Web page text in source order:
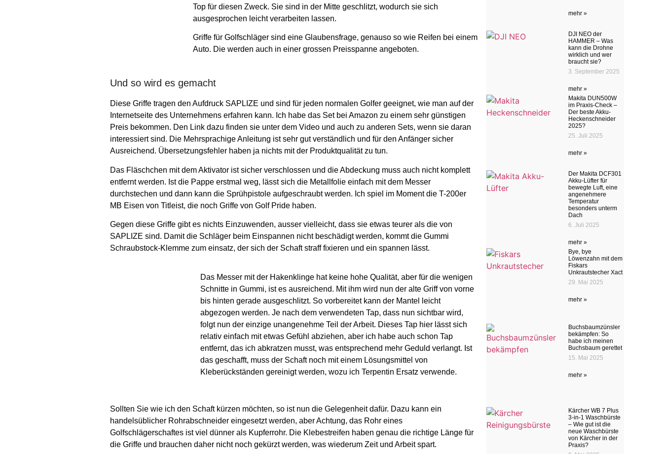
Top für diesen Zweck. Sie sind in der Mitte geschlitzt, wodurch sie sich
ausgesprochen leicht verarbeiten lassen.
Griffe für Golfschläger sind eine Glaubensfrage, genauso so wie Reifen bei einem
Auto. Die werden auch in einer grossen Preisspanne angeboten.
Und so wird es gemacht
Diese Griffe tragen den Aufdruck SAPLIZE und sind für jeden normalen Golfer geeignet, wie man auf der
Internetseite des Unternehmens erfahren kann. Ich habe das Set bei Amazon zu einem sehr günstigen
Preis bekommen. Den Link dazu finden sie unter dem Video und auch zu anderen Sets, wenn sie daran
interessiert sind. Die Mehrsprachige Anleitung ist sehr gut verständlich und für den Anfänger sicher
Ausreichend. Übersetzungsfehler haben ja nichts mit der Produktqualität zu tun.
Das Fläschchen mit dem Aktivator ist sicher verschlossen und die Abdeckung muss auch nicht komplett
entfernt werden. Ist die Pappe erstmal weg, lässt sich die Metallfolie einfach mit dem Messer
durchstechen und dann kann die Sprühpistole aufgeschraubt werden. Ich spiel im Moment die T-200er
MB Eisen von Titleist, die noch Griffe von Golf Pride haben.
Gegen diese Griffe gibt es nichts Einzuwenden, ausser vielleicht, dass sie etwas teurer als die von
SAPLIZE sind. Damit die Schläger beim Einspannen nicht beschädigt werden, kommt die Gummi
Schraubstock-Klemme zum einsatz, der sich der Schaft straff fixieren und ein spannen lässt.
Das Messer mit der Hakenklinge hat keine hohe Qualität, aber für die wenigen
Schnitte in Gummi, ist es ausreichend. Mit ihm wird nun der alte Griff von vorne
bis hinten gerade ausgeschlitzt. So vorbereitet kann der Mantel leicht
abgezogen werden. Je nach dem verwendeten Tap, dass nun sichtbar wird,
folgt nun der einzige unangenehme Teil der Arbeit. Dieses Tap hier lässt sich
relativ einfach mit etwas Gefühl abziehen, aber ich habe auch schon Tap
entfernt, das ich abkratzen musst, was entsprechend mehr Geduld verlangt. Ist
das geschafft, muss der Schaft noch mit einem Lösungsmittel von
Kleberückständen gereinigt werden, wozu ich Terpentin Ersatz verwende.
Sollten Sie wie ich den Schaft kürzen möchten, so ist nun die Gelegenheit dafür. Dazu kann ein
handelsüblicher Rohrabschneider eingesetzt werden, aber Achtung, das Rohr eines
Golfschlägerschaftes ist viel dünner als Kupferrohr. Die Klebestreifen haben genau die richtige Länge für
die Griffe und brauchen daher nicht noch gekürzt werden, was wiederum Zeit und Arbeit spart.
mehr »
DJI NEO der
HAMMER – Was
kann die Drohne
wirklich und wer
braucht sie?
3. September 2025
mehr »
Makita DUN500W
im Praxis-Check –
Der beste Akku-
Heckenschneider
2025?
25. Juli 2025
mehr »
Der Makita DCF301
Akku-Lüfter für
bewegte Luft, eine
angenehmere
Temperatur
besonders unterm
Dach
6. Juli 2025
mehr »
Bye, bye
Löwenzahn mit dem
Fiskars
Unkrautstecher Xact
29. Mai 2025
mehr »
Buchsbaumzünsler
bekämpfen: So
habe ich meinen
Buchsbaum gerettet
15. Mai 2025
mehr »
Kärcher WB 7 Plus
3-in-1 Waschbürste
– Wie gut ist die
neue Waschbürste
von Kärcher in der
Praxis?